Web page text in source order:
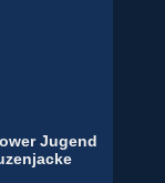
Jugend